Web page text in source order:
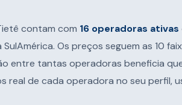
contam com 16 operadoras ativas
SulAmérica. Os preços seguem as 10
entre tantas operadoras beneficia
real de cada operadora no seu perfil,